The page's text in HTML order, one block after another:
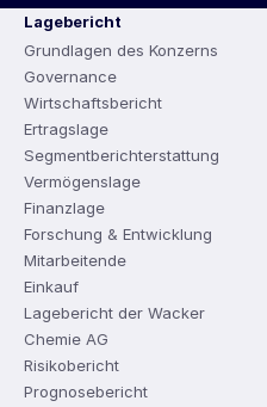
Lagebericht
Grundlagen des Konzerns
Governance
Wirtschaftsbericht
Ertragslage
Segmentberichterstattung
Vermögenslage
Finanzlage
Forschung & Entwicklung
Mitarbeitende
Einkauf
Lagebericht der Wacker
Chemie AG
Risikobericht
Prognosebericht